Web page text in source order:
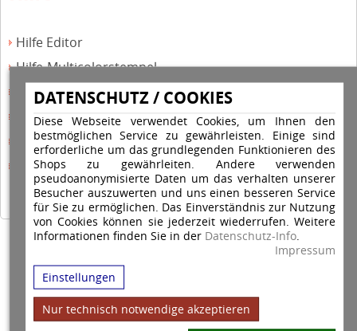
DATENSCHUTZ / COOKIES
Diese Webseite verwendet Cookies, um Ihnen den
bestmöglichen Service zu gewährleisten. Einige sind
erforderliche um das grundlegenden Funktionieren des
Shops zu gewährleiten. Andere verwenden
pseudoanonymisierte Daten um das verhalten unserer
Besucher auszuwerten und uns einen besseren Service
für Sie zu ermöglichen. Das Einverständnis zur Nutzung
von Cookies können sie jederzeit wiederrufen. Weitere
Informationen finden Sie in der Datenschutz-Info.
Impressum
Einstellungen
Nur technisch notwendige akzeptieren
Hilfe Editor
Hilfe-Multicolorstempel
Hilfe-Rundstempel
Hilfe Rundstempel Holz
Hilfe Stempelkissen wechseln
Hilfe Stempelplatte wechseln
Copyright © 2026 Stempel Toenges GmbH - Alle Rechte vorbehalten